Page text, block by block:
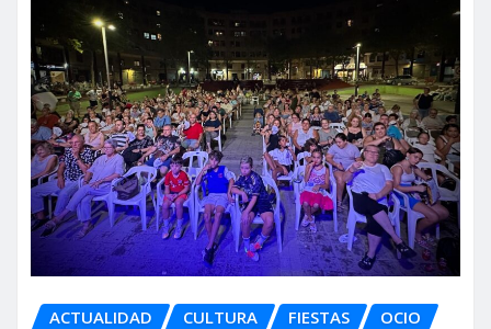
ACTUALIDAD CULTURA FIESTAS OCIO